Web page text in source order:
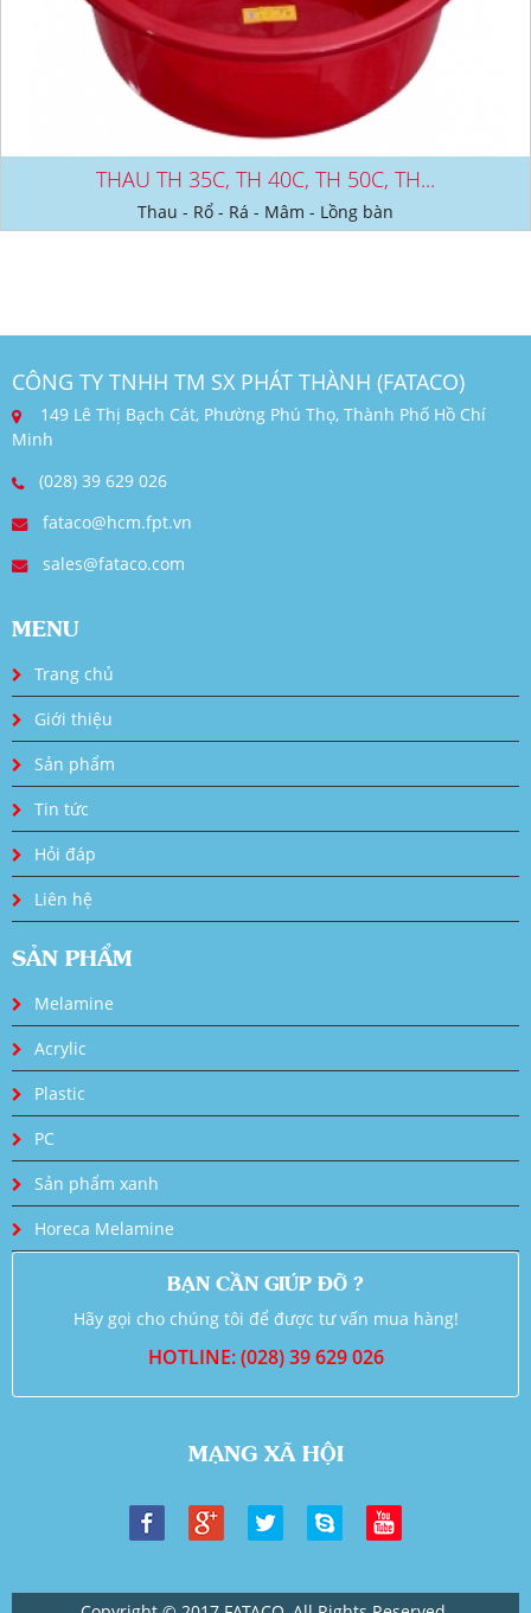
THAU TH 35C, TH 40C, TH 50C, TH...
Thau - Rổ - Rá - Mâm - Lồng bàn
CÔNG TY TNHH TM SX PHÁT THÀNH (FATACO)
149 Lê Thị Bạch Cát, Phường Phú Thọ, Thành Phố Hồ Chí
Minh
(028) 39 629 026
fataco@hcm.fpt.vn
sales@fataco.com
MENU
Trang chủ
Giới thiệu
Sản phẩm
Tin tức
Hỏi đáp
Liên hệ
SẢN PHẨM
Melamine
Acrylic
Plastic
PC
Sản phẩm xanh
Horeca Melamine
BẠN CẦN GIÚP ĐỠ ?
Hãy gọi cho chúng tôi để được tư vấn mua hàng!
HOTLINE: (028) 39 629 026
MẠNG XÃ HỘI